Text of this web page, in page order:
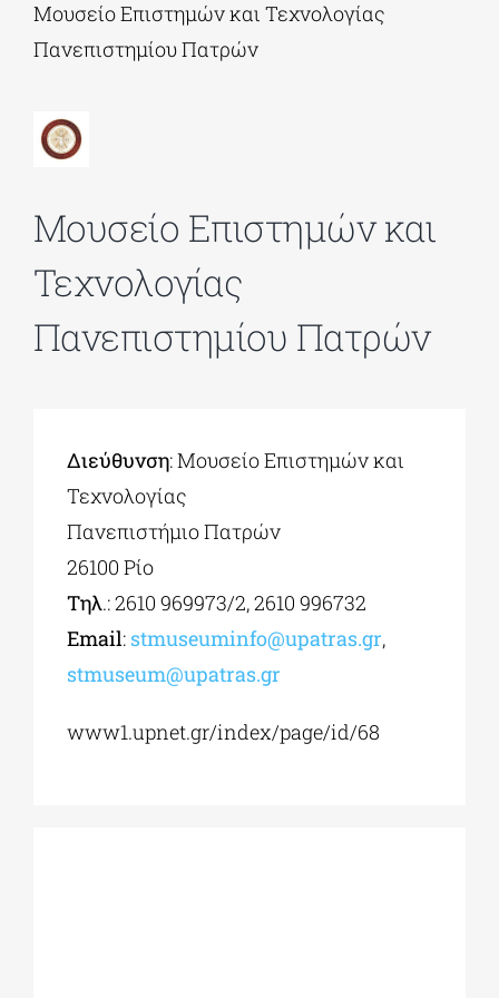
ΕΚΠΑΙΔΕΥΤΙΚΑ ΙΔΡΥΜΑΤΑ
ΠΟΛΙΤΙΣΤΙΚΟΙ ΦΟΡΕΙΣ
ΧΩΡΟΙ ΤΕΧΝΗΣ
Μουσείο Επιστημών και Τεχνολογίας
Πανεπιστημίου Πατρών
Μουσείο Επιστημών και
Τεχνολογίας
Πανεπιστημίου Πατρών
Διεύθυνση: Μουσείο Επιστημών και
Τεχνολογίας
Πανεπιστήμιο Πατρών
26100 Ρίο
Τηλ.: 2610 969973/2, 2610 996732
Εmail: stmuseuminfo@upatras.gr,
stmuseum@upatras.gr
www1.upnet.gr/index/page/id/68